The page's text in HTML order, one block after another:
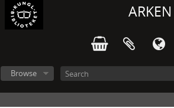
ARKEN
Browse